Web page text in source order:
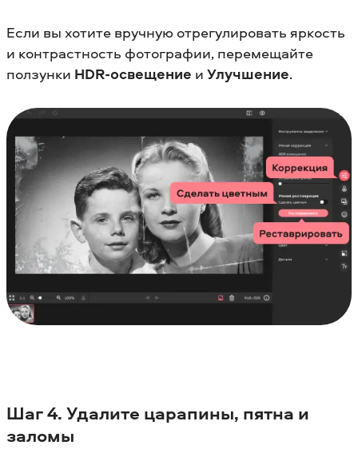
Если вы хотите вручную отрегулировать яркость
и контрастность фотографии, перемещайте
ползунки HDR-освещение и Улучшение.
Шаг 4. Удалите царапины, пятна и
заломы